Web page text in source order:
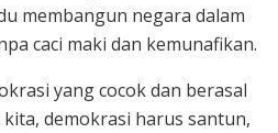
membangun negara dalam
caci maki dan kemunafikan.
yang cocok dan berasal
demokrasi harus santun,